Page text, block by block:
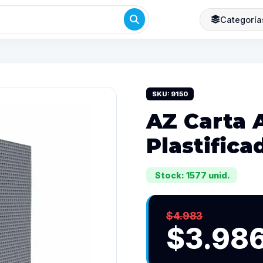
SKU: 9150
AZ Carta
Stock: 1577 unid.
$4.983